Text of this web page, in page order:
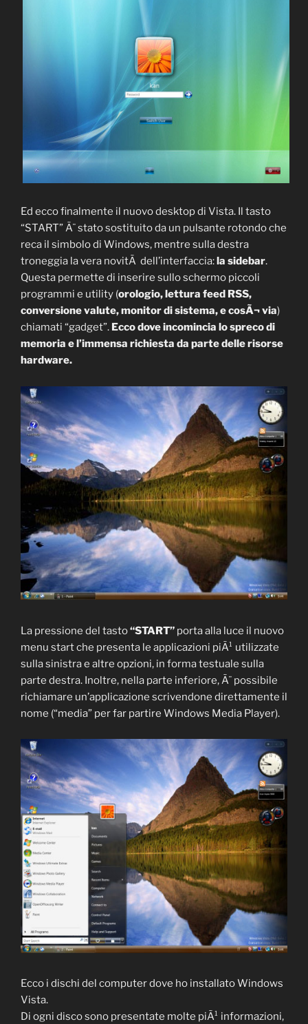
Ed ecco finalmente il nuovo desktop di Vista. Il tasto
“START” Ã¨ stato sostituito da un pulsante rotondo che
reca il simbolo di Windows, mentre sulla destra
troneggia la vera novitÃ dell’interfaccia: la sidebar.
Questa permette di inserire sullo schermo piccoli
programmi e utility (orologio, lettura feed RSS,
conversione valute, monitor di sistema, e cosÃ¬ via)
chiamati “gadget”. Ecco dove incomincia lo spreco di
memoria e l’immensa richiesta da parte delle risorse
hardware.
La pressione del tasto“START” porta alla luce il nuovo
menu start che presenta le applicazioni piÃ¹ utilizzate
sulla sinistra e altre opzioni, in forma testuale sulla
parte destra. Inoltre, nella parte inferiore, Ã¨ possibile
richiamare un’applicazione scrivendone direttamente il
nome (“media” per far partire Windows Media Player).
Ecco i dischi del computer dove ho installato Windows
Vista.
Di ogni disco sono presentate molte piÃ¹ informazioni,